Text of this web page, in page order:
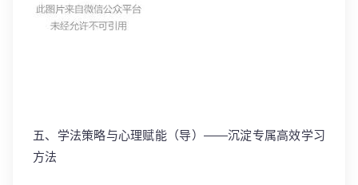
五、学法策略与心理赋能（导）——沉淀专属高效学习
方法